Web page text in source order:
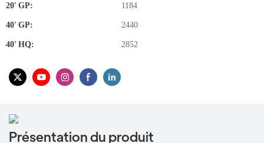
20′ GP: 1184
40′ GP: 2440
40′ HQ: 2852
Présentation du produit